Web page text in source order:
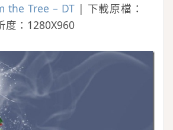
the Tree – DT| 下載原檔：
度：1280X960